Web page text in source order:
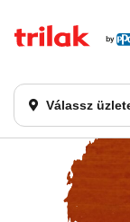
Válassz
Fontos